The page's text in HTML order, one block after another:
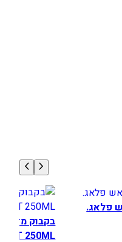
פלאג.
בקבוק
250ML